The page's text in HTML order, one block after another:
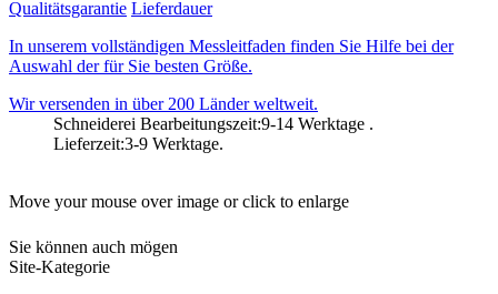
Qualitätsgarantie Lieferdauer
In unserem vollständigen Messleitfaden finden Sie Hilfe bei der
Auswahl der für Sie besten Größe.
Wir versenden in über 200 Länder weltweit.
Schneiderei Bearbeitungszeit:9-14 Werktage .
Lieferzeit:3-9 Werktage.
Move your mouse over image or click to enlarge
Sie können auch mögen
Site-Kategorie